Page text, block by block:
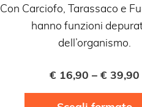
Con Carciofo, Tarassaco e
hanno funzioni
dell’organismo.
€16,90 – €39,90